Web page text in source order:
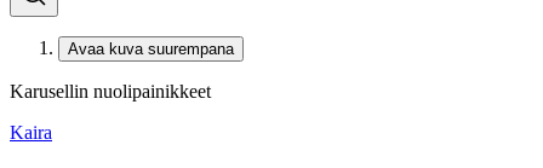
Avaa kuva suurempana
Karusellin nuolipainikkeet
Kaira